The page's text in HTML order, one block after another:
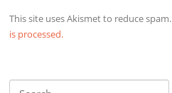
This site uses Akismet to reduce spam.
is processed.